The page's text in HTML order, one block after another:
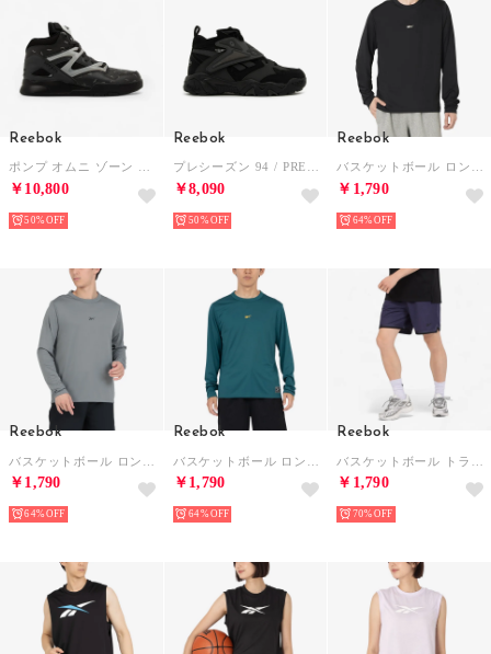
Reebok
ポンプ オムニ ゾーン Ⅱ / PUMP OMNI ZONE II （ブラック/グレー）
￥10,800
50%
Reebok
プレシーズン 94 / PRESEASON 94 （ブラック）
￥8,090
50%
Reebok
バスケットボール ロングスリーブTシャツ / BASKETBALL ESSENTIALS LS SHOOTING SHIRT （ブラック）
￥1,790
64%
Reebok
￥1,790
64%
Reebok
￥1,790
64%
Reebok
￥1,790
70%